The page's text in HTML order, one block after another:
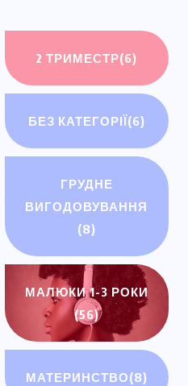
2 ТРИМЕСТР(6)
БЕЗ КАТЕГОРІЇ(6)
ГРУДНЕ
ВИГОДОВУВАННЯ
(8)
МАЛЮКИ 1-3 РОКИ
(56)
МАТЕРИНСТВО(8)